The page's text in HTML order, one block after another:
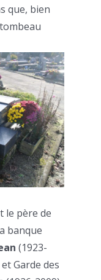
que, bien
le père de
banque
(1923-
Garde des